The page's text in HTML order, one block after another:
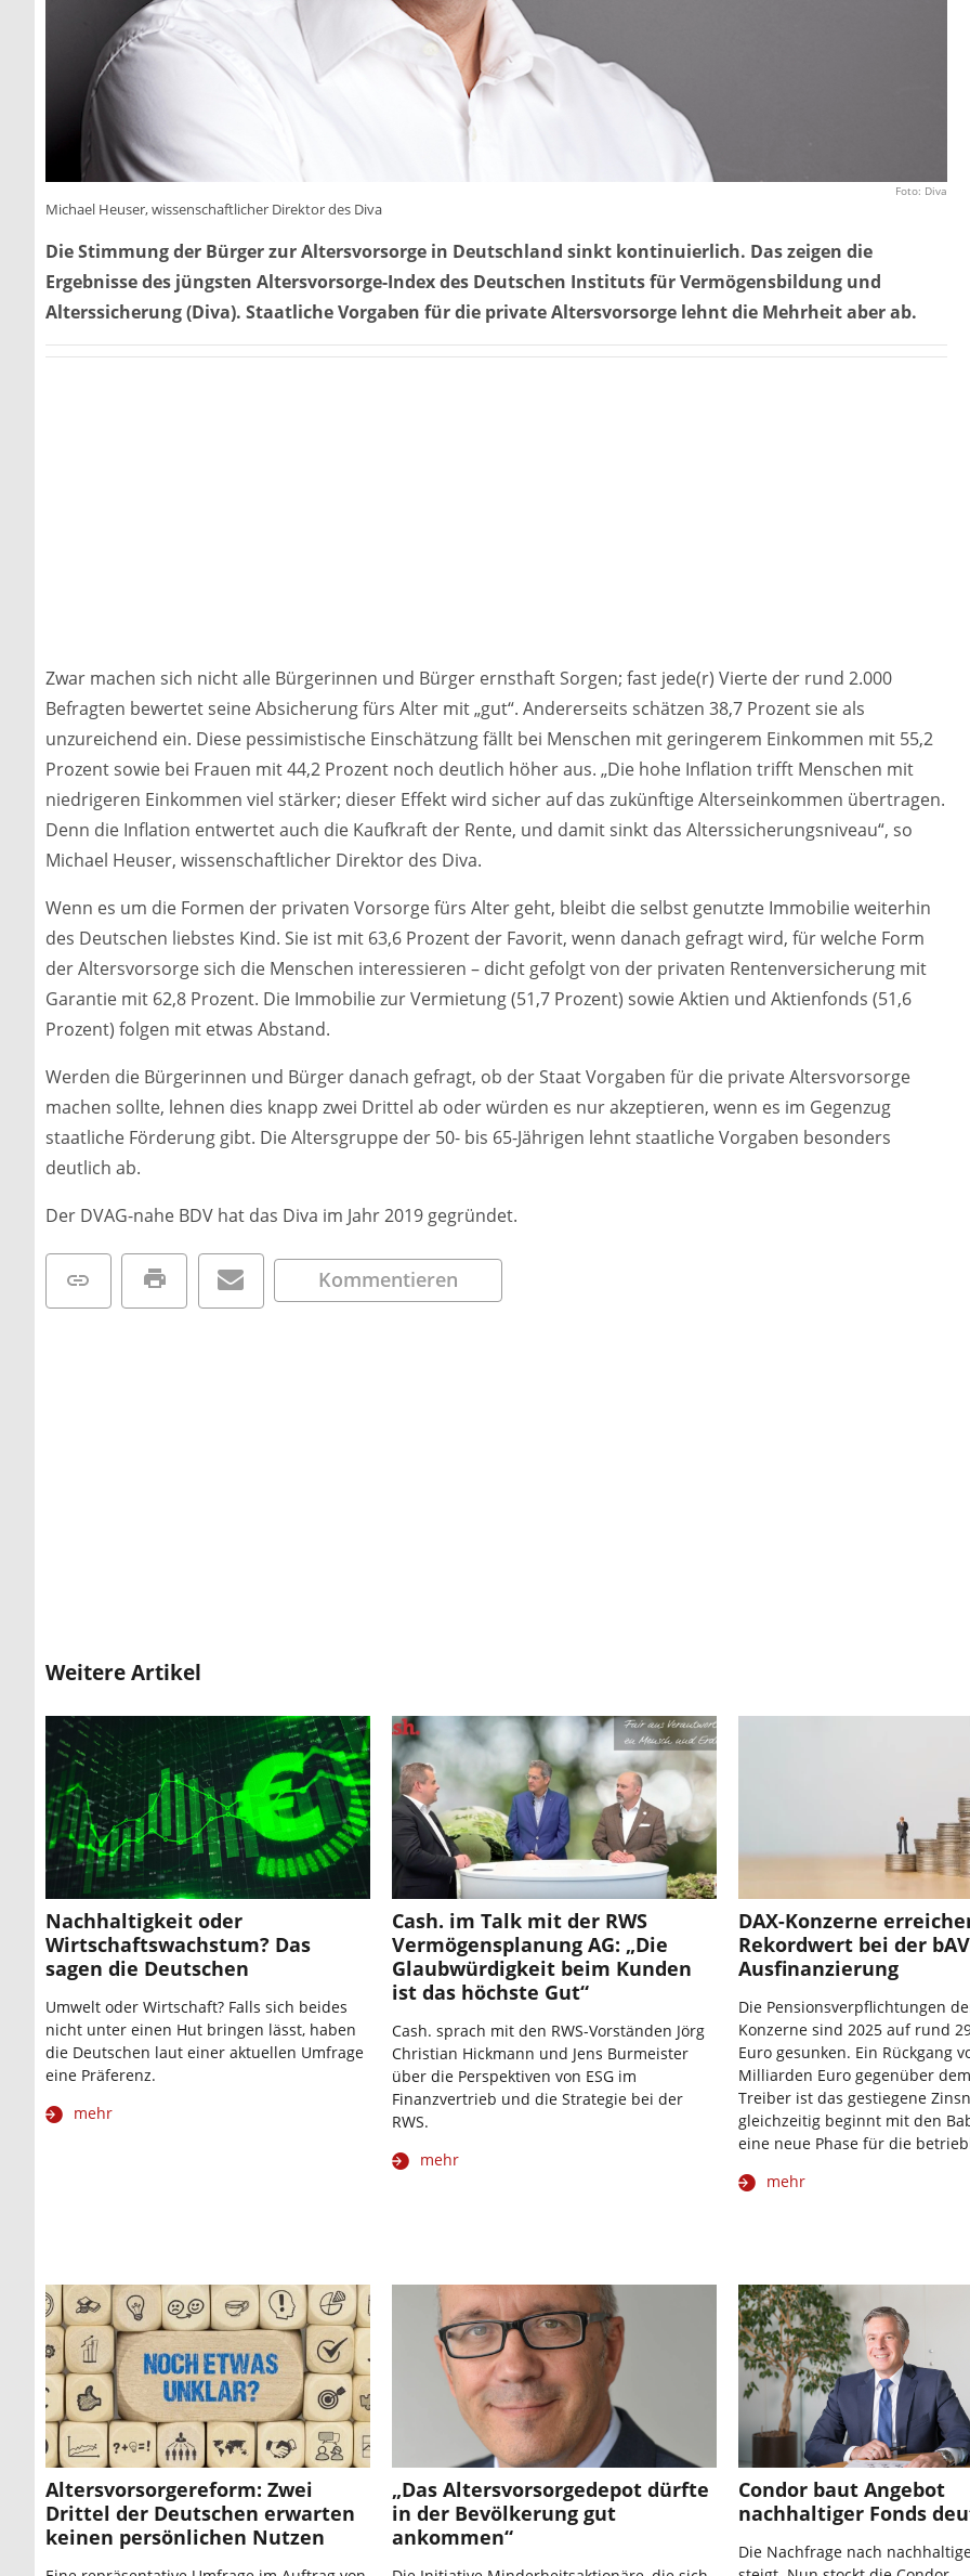
Foto: Diva
Michael Heuser, wissenschaftlicher Direktor des Diva
Die Stimmung der Bürger zur Altersvorsorge in Deutschland sinkt kontinuierlich. Das zeigen die
Ergebnisse des jüngsten Altersvorsorge-Index des Deutschen Instituts für Vermögensbildung und
Alterssicherung (Diva). Staatliche Vorgaben für die private Altersvorsorge lehnt die Mehrheit aber ab.
Zwar machen sich nicht alle Bürgerinnen und Bürger ernsthaft Sorgen; fast jede(r) Vierte der rund 2.000
Befragten bewertet seine Absicherung fürs Alter mit „gut“. Andererseits schätzen 38,7 Prozent sie als
unzureichend ein. Diese pessimistische Einschätzung fällt bei Menschen mit geringerem Einkommen mit 55,2
Prozent sowie bei Frauen mit 44,2 Prozent noch deutlich höher aus. „Die hohe Inflation trifft Menschen mit
niedrigeren Einkommen viel stärker; dieser Effekt wird sicher auf das zukünftige Alterseinkommen übertragen.
Denn die Inflation entwertet auch die Kaufkraft der Rente, und damit sinkt das Alterssicherungsniveau“, so
Michael Heuser, wissenschaftlicher Direktor des Diva.
Wenn es um die Formen der privaten Vorsorge fürs Alter geht, bleibt die selbst genutzte Immobilie weiterhin
des Deutschen liebstes Kind. Sie ist mit 63,6 Prozent der Favorit, wenn danach gefragt wird, für welche Form
der Altersvorsorge sich die Menschen interessieren – dicht gefolgt von der privaten Rentenversicherung mit
Garantie mit 62,8 Prozent. Die Immobilie zur Vermietung (51,7 Prozent) sowie Aktien und Aktienfonds (51,6
Prozent) folgen mit etwas Abstand.
Werden die Bürgerinnen und Bürger danach gefragt, ob der Staat Vorgaben für die private Altersvorsorge
machen sollte, lehnen dies knapp zwei Drittel ab oder würden es nur akzeptieren, wenn es im Gegenzug
staatliche Förderung gibt. Die Altersgruppe der 50- bis 65-Jährigen lehnt staatliche Vorgaben besonders
deutlich ab.
Der DVAG-nahe BDV hat das Diva im Jahr 2019 gegründet.
Kommentieren
Weitere Artikel
Nachhaltigkeit oder
Wirtschaftswachstum? Das
sagen die Deutschen
Umwelt oder Wirtschaft? Falls sich beides
nicht unter einen Hut bringen lässt, haben
die Deutschen laut einer aktuellen Umfrage
eine Präferenz.
mehr
Cash. im Talk mit der RWS
Vermögensplanung AG: „Die
Glaubwürdigkeit beim Kunden
ist das höchste Gut“
Cash. sprach mit den RWS-Vorständen Jörg
Christian Hickmann und Jens Burmeister
über die Perspektiven von ESG im
Finanzvertrieb und die Strategie bei der
RWS.
mehr
DAX-Konzerne
Rekordwert bei der
Ausfinanzierung
Die Pensionsverpflichtungen
Konzerne sind 2025 auf rund
Euro gesunken. Ein Rückgang
Milliarden Euro gegenüber
Treiber ist das gestiegene
gleichzeitig beginnt mit den
eine neue Phase für die
mehr
Altersvorsorgereform: Zwei
Drittel der Deutschen erwarten
keinen persönlichen Nutzen
„Das Altersvorsorgedepot dürfte
in der Bevölkerung gut
ankommen“
Condor baut Angebot
nachhaltiger Fonds
Die Nachfrage nach